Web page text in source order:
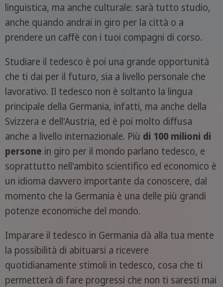
linguistica, ma anche culturale: sarà tutto studio,
anche quando andrai in giro per la città o a
prendere un caffè con i tuoi compagni di corso.
Studiare il tedesco è poi una grande opportunità
che ti dai per il futuro, sia a livello personale che
lavorativo. Il tedesco non è soltanto la lingua
principale della Germania, infatti, ma anche della
Svizzera e dell'Austria, ed è poi molto diffusa
anche a livello internazionale. Più di 100 milioni di
persone in giro per il mondo parlano tedesco, e
soprattutto nell'ambito scientifico ed economico è
un idioma davvero importante da conoscere, dal
momento che la Germania è una delle più grandi
potenze economiche del mondo.
Imparare il tedesco in Germania dà alla tua mente
la possibilità di abituarsi a ricevere
quotidianamente stimoli in tedesco, cosa che ti
permetterà di fare progressi che non ti saresti mai